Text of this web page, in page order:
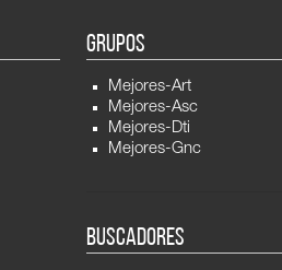
GRUPOS
Mejores-Art
Mejores-Asc
Mejores-Dti
Mejores-Gnc
BUSCADORES